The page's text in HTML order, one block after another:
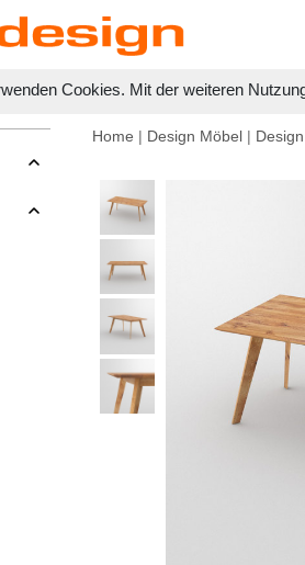
Cookies. Mit der weiteren
Home | Design Möbel |